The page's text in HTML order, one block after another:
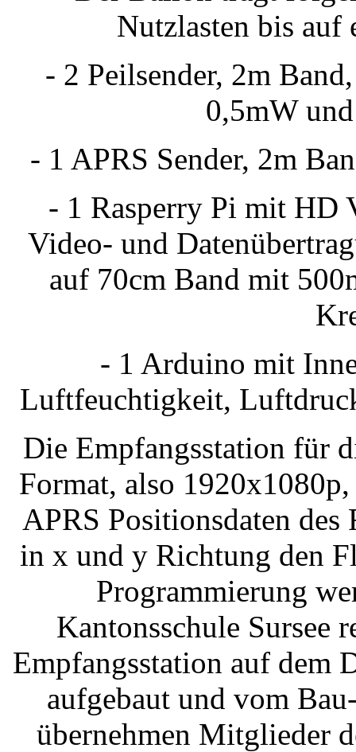
Nutzlasten bis auf
- 2 Peilsender, 2m
0,5mW
- 1 APRS Sender, 2m
- 1 Rasperry Pi mit HD
Video- und
auf 70cm Band mit
- 1 Arduino mit
Luftfeuchtigkeit,
Die Empfangsstation für
Format, also
APRS Positionsdaten
in x und y Richtung den
Programmierung
Kantonsschule Sursee
Empfangsstation auf dem
aufgebaut und vom
übernehmen Mitglieder